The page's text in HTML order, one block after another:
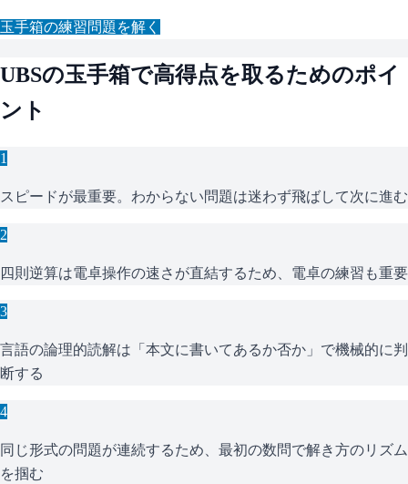
玉手箱の練習問題を解く
UBSの玉手箱で高得点を取るためのポイ
ント
1
スピードが最重要。わからない問題は迷わず飛ばして次に進む
2
四則逆算は電卓操作の速さが直結するため、電卓の練習も重要
3
言語の論理的読解は「本文に書いてあるか否か」で機械的に判
断する
4
同じ形式の問題が連続するため、最初の数問で解き方のリズム
を掴む